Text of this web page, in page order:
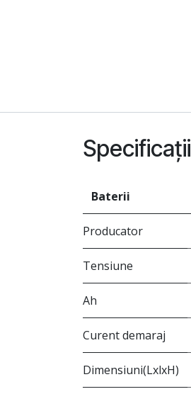
Specificații
Baterii
Producator
Tensiune
Ah
Curent demaraj
Dimensiuni(LxlxH)